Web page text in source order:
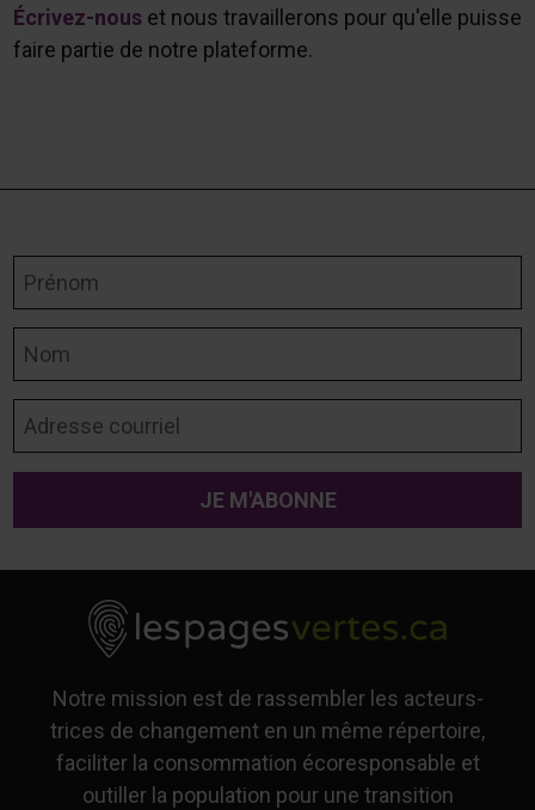
Écrivez-nouset nous travaillerons pour qu'elle puisse
faire partie de notre plateforme.
Notre mission est de rassembler les acteurs-
trices de changement en un même répertoire,
faciliter la consommation écoresponsable et
outiller la population pour une transition